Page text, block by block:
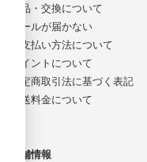
返品・交換について
メールが届かない
お支払い方法について
ポイントについて
特定商取引法に基づく表記
配送料金について
店舗情報